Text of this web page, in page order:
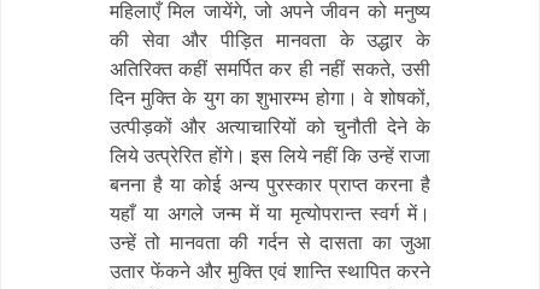
महिलाएँ मिल जायेंगे, जो अपने जीवन को मनुष्य
की सेवा और पीड़ित मानवता के उद्धार के
अतिरिक्त कहीं समर्पित कर ही नहीं सकते, उसी
दिन मुक्ति के युग का शुभारम्भ होगा। वे शोषकों,
उत्पीड़कों और अत्याचारियों को चुनौती देने के
लिये उत्प्रेरित होंगे। इस लिये नहीं कि उन्हें राजा
बनना है या कोई अन्य पुरस्कार प्राप्त करना है
यहाँ या अगले जन्म में या मृत्योपरान्त स्वर्ग में।
उन्हें तो मानवता की गर्दन से दासता का जुआ
उतार फेंकने और मुक्ति एवं शान्ति स्थापित करने